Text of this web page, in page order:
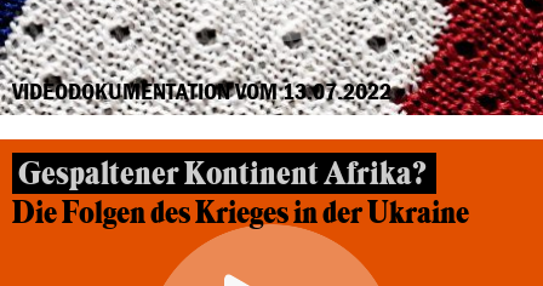
VIDEODOKUMENTATION VOM 13.07.2022
Gespaltener Kontinent Afrika?
Die Folgen des Krieges in der Ukraine